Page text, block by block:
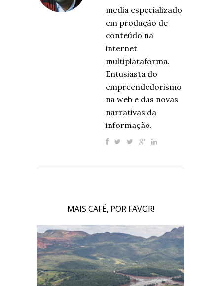
media especializado
em produção de
conteúdo na
internet
multiplataforma.
Entusiasta do
empreendedorismo
na web e das novas
narrativas da
informação.
MAIS CAFÉ, POR FAVOR!